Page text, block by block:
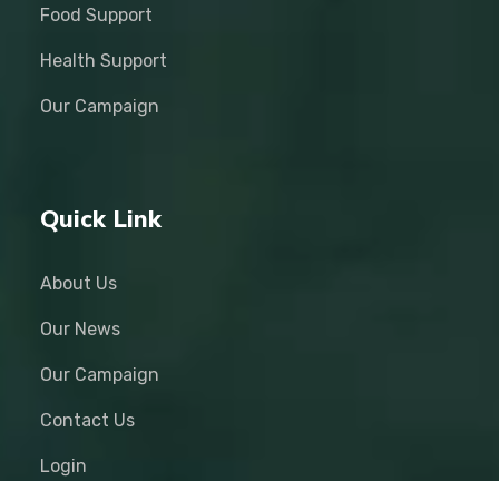
Food Support
Health Support
Our Campaign
Quick Link
About Us
Our News
Our Campaign
Contact Us
Login